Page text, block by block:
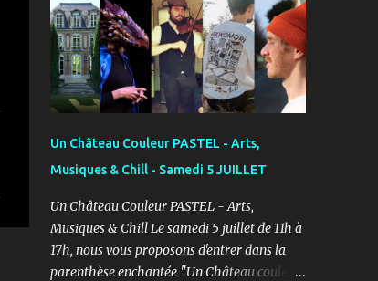
simple : Prendre du plaisir ! Fort de son
expérience, après avoir formé plusieurs
centaines d’élèves au Studio PASTEL
anciennement, le Cours PASTEL revient à la
Maison de la Vie Associative dans une salle
de 150m2 pour pratiquer confortablement
avec des élèves passionnés et curieux
d’apprendre. COURS ENFANTS Notre volonté
: permettre l'épanouissement de l'enfant à
travers cet art, qu'il puisse s'exprimer et
prendre confiance en lui en prenant du
plaisir dans un cadre bienveillant.
Un Château Couleur PASTEL - Arts,
Musiques & Chill - Samedi 5 JUILLET
Un Château Couleur PASTEL - Arts,
Musiques & Chill Le samedi 5 juillet de 11h à
17h, nous vous proposons d'entrer dans la
parenthèse enchantée "Un Château couleur